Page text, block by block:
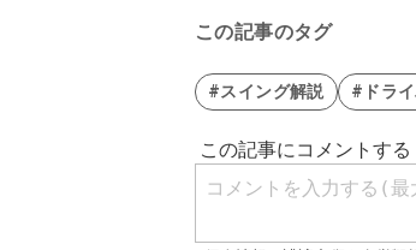
この記事のタグ
#スイング解説 #ドラ